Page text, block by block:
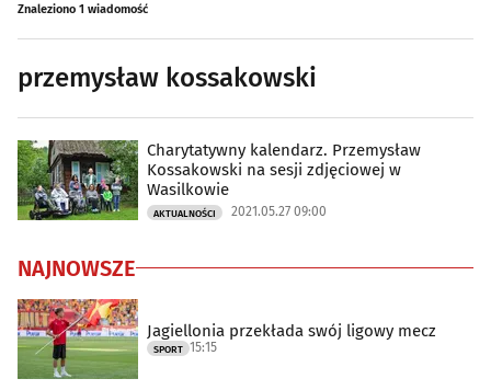
Znaleziono 1 wiadomość
przemysław kossakowski
Charytatywny kalendarz. Przemysław
Kossakowski na sesji zdjęciowej w
Wasilkowie
AKTUALNOŚCI 2021.05.27 09:00
NAJNOWSZE
Jagiellonia przekłada swój ligowy mecz
SPORT 15:15